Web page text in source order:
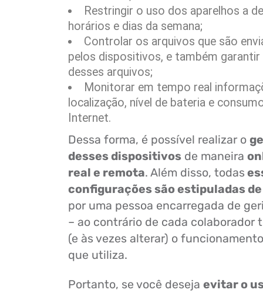
Restringir o uso dos aparelhos a
horários e dias da semana;
Controlar os arquivos que são
pelos dispositivos, e também garantir
desses arquivos;
Monitorar em tempo real
localização, nível de bateria e
Internet.
Dessa forma, é possível realizar o
desses dispositivos de maneira
real e remota. Além disso, todas
configurações são estipuladas
por uma pessoa encarregada de
– ao contrário de cada colaborador
(e às vezes alterar) o
que utiliza.
Portanto, se você deseja evitar o